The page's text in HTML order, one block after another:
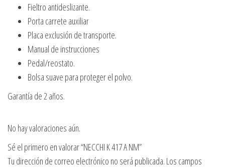
Fieltro antideslizante.
Porta carrete auxiliar
Placa exclusión de transporte.
Manual de instrucciones
Pedal/reostato.
Bolsa suave para proteger el polvo.
Garantía de 2 años.
No hay valoraciones aún.
Sé el primero en valorar “NECCHI K 417 A NM”
Tu dirección de correo electrónico no será publicada. Los campos